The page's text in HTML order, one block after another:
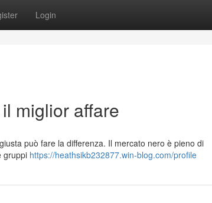
Login
miglior affare
può fare la differenza. Il mercato nero è pieno di
gruppi https://heathsikb232877.win-blog.com/profile